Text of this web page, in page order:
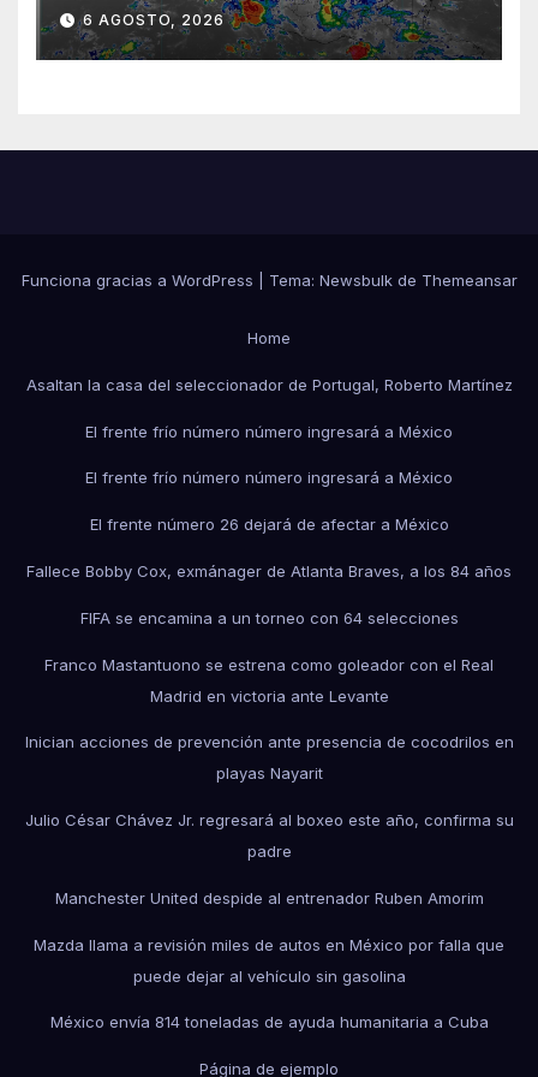
6 AGOSTO, 2026
Funciona gracias a WordPress Tema: Newsbulkde Themeansar
Home
Asaltan la casa del seleccionador de Portugal, Roberto Martínez
El frente frío número número ingresará a México
El frente frío número número ingresará a México
El frente número 26 dejará de afectar a México
Fallece Bobby Cox, exmánager de Atlanta Braves, a los 84 años
FIFA se encamina a un torneo con 64 selecciones
Franco Mastantuono se estrena como goleador con el Real
Madrid en victoria ante Levante
Inician acciones de prevención ante presencia de cocodrilos en
playas Nayarit
Julio César Chávez Jr. regresará al boxeo este año, confirma su
padre
Manchester United despide al entrenador Ruben Amorim
Mazda llama a revisión miles de autos en México por falla que
puede dejar al vehículo sin gasolina
México envía 814 toneladas de ayuda humanitaria a Cuba
Página de ejemplo